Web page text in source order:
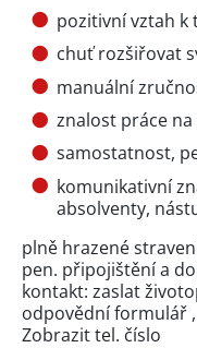
pozitivní vztah k
chuť rozšiřovat
manuální
znalost práce na
samostatnost,
komunikativní
absolventy,
plně hrazené
pen. připojištění a
kontakt: zaslat
odpovědní formulář
Zobrazit tel. číslo